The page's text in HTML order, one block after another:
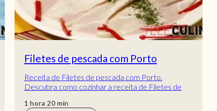
Filetes de pescada com Porto
Receita de Filetes de pescada com Porto.
Descubra como cozinhar a receita de Filetes de
com...
1 hora
hora 20min
min